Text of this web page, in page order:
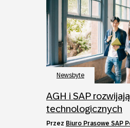
Newsbyte
AGH i SAP
technologicznych
przez Biuro Prasowe SAP